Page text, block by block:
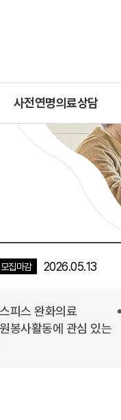
사전연명의료상담
모집마감 2026.05.13
피스 완화의료
봉사활동에 관심 있는